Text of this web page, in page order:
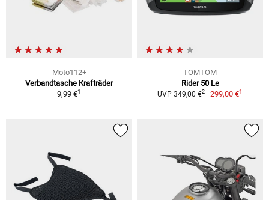
Moto112+
Verbandtasche Krafträder
9,99 €1
TOMTOM
Rider 50 Le
UVP 349,00 €2 299,00 €1